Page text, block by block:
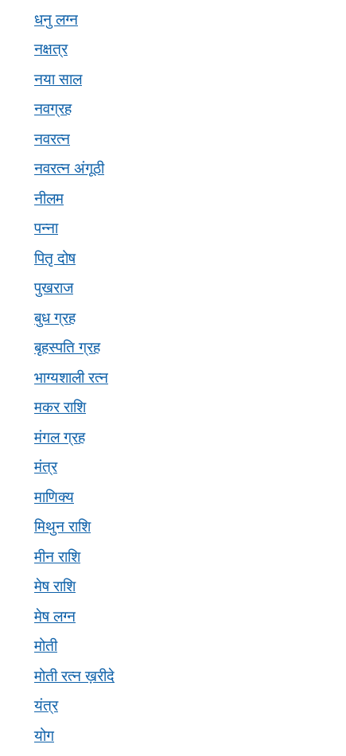
धनु लग्न
नक्षत्र
नया साल
नवग्रह
नवरत्न
नवरत्न अंगूठी
नीलम
पन्ना
पितृ दोष
पुखराज
बुध ग्रह
बृहस्पति ग्रह
भाग्यशाली रत्न
मकर राशि
मंगल ग्रह
मंत्र
माणिक्य
मिथुन राशि
मीन राशि
मेष राशि
मेष लग्न
मोती
मोती रत्न ख़रीदे
यंत्र
योग